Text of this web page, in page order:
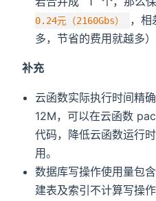
0.24元（2160Gbs）
，
多，节省的费用就越多）
补充
云函数实际执行时间精
12M，可以在云函数
代码，降低云函数运行
用。
数据库写操作使用量包
建表及索引不计算写操作